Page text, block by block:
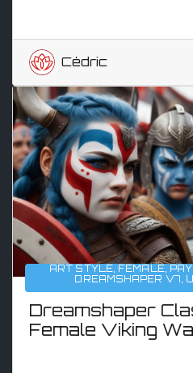
Cédric
ART STYLE, FEMALE,
DREAMSHAPER V7,
Dreamshaper
Female Viking